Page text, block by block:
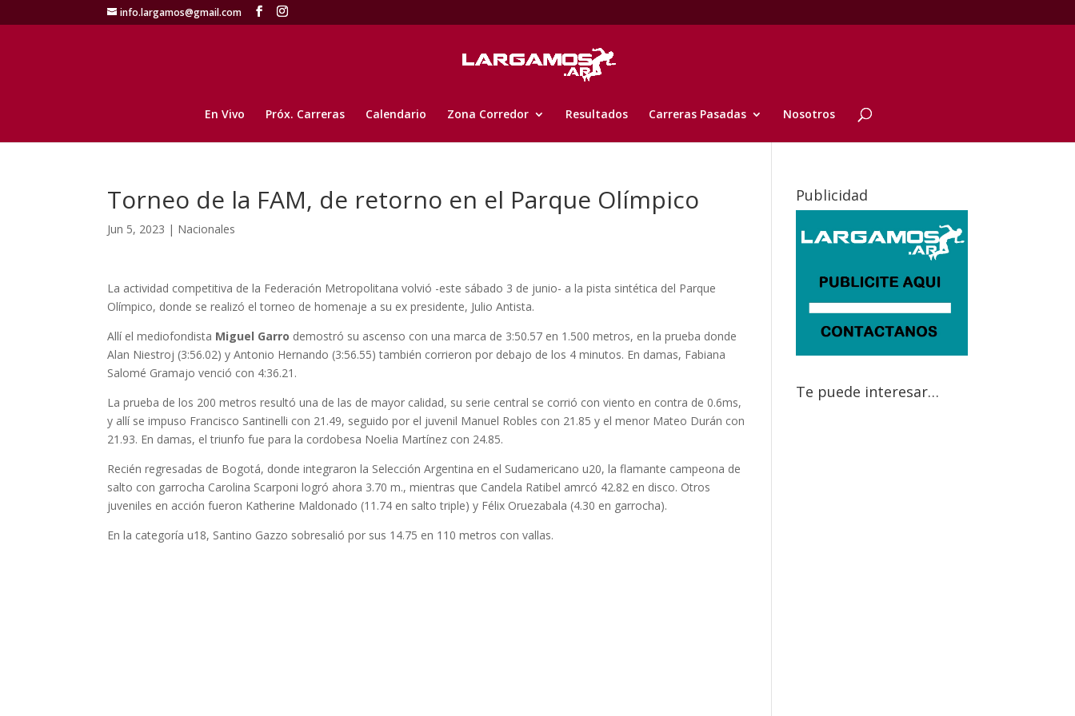
info.largamos@gmail.com
En Vivo Próx. Carreras Calendario Zona Corredor Resultados Carreras Pasadas Nosotros
Torneo de la FAM, de retorno en el Parque Olímpico
Jun 5, 2023 | Nacionales
La actividad competitiva de la Federación Metropolitana volvió -este sábado 3 de junio- a la pista sintética del Parque
Olímpico, donde se realizó el torneo de homenaje a su ex presidente, Julio Antista.
Allí el mediofondista Miguel Garro demostró su ascenso con una marca de 3:50.57 en 1.500 metros, en la prueba donde
Alan Niestroj (3:56.02) y Antonio Hernando (3:56.55) también corrieron por debajo de los 4 minutos. En damas, Fabiana
Salomé Gramajo venció con 4:36.21.
La prueba de los 200 metros resultó una de las de mayor calidad, su serie central se corrió con viento en contra de 0.6ms,
y allí se impuso Francisco Santinelli con 21.49, seguido por el juvenil Manuel Robles con 21.85 y el menor Mateo Durán con
21.93. En damas, el triunfo fue para la cordobesa Noelia Martínez con 24.85.
Recién regresadas de Bogotá, donde integraron la Selección Argentina en el Sudamericano u20, la flamante campeona de
salto con garrocha Carolina Scarponi logró ahora 3.70 m., mientras que Candela Ratibel amrcó 42.82 en disco. Otros
juveniles en acción fueron Katherine Maldonado (11.74 en salto triple) y Félix Oruezabala (4.30 en garrocha).
En la categoría u18, Santino Gazzo sobresalió por sus 14.75 en 110 metros con vallas.
Publicidad
Te puede interesar…